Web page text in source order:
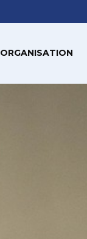
ORGANISATION